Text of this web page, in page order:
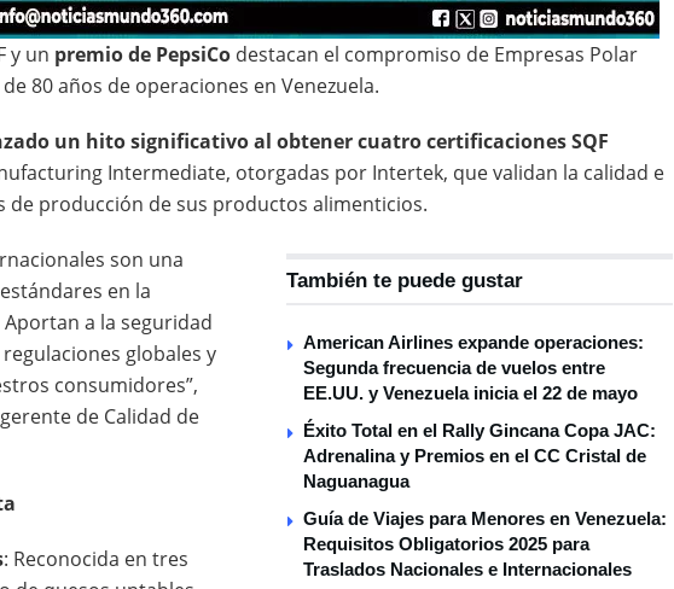
y un premio de PepsiCo destacan el compromiso de Empresas Polar
80 años de operaciones en Venezuela.
un hito significativo al obtener cuatro certificaciones SQF
Intermediate, otorgadas por Intertek, que validan la calidad e
de producción de sus productos alimenticios.
También te puede gustar
American Airlines expande operaciones:
Segunda frecuencia de vuelos entre
EE.UU. y Venezuela inicia el 22 de mayo
Éxito Total en el Rally Gincana Copa JAC:
Adrenalina y Premios en el CC Cristal de
Naguanagua
Guía de Viajes para Menores en Venezuela:
Requisitos Obligatorios 2025 para
Traslados Nacionales e Internacionales
son una
en la
a la seguridad
globales y
consumidores”,
de Calidad de
: Reconocida en tres